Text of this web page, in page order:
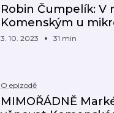
Robin Čumpelík: V
Komenským u
3. 10. 2023 31 min
O epizodě
MIMOŘÁDNĚ